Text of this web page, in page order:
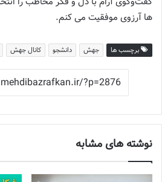
ها آرزوی موفقیت می کنم.
برچسب ها جهش دانشجو کانال جهش
نوشته های مشابه